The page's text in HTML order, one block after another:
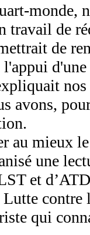
monde,
travail de
de
avons,
au mieux
une
et
contre
qui